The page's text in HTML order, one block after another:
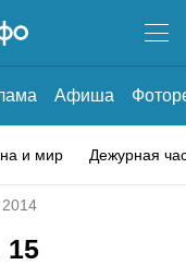
Афиша
и мир Дежурная
2014
15